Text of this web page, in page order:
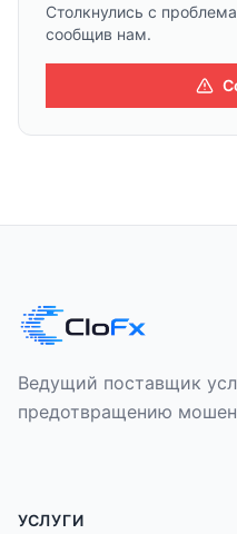
Столкнулись с
сообщив нам.
Ведущий поставщик
предотвращению
УСЛУГИ